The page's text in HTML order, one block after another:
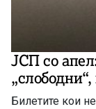
ЈСП со
Билетите кои